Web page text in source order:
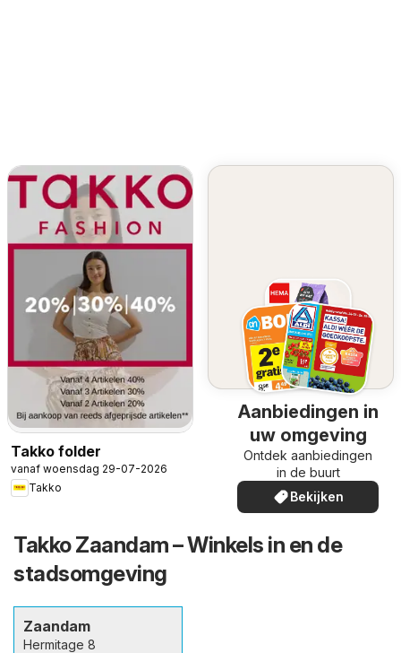
Takko folder
vanaf woensdag 29-07-2026
Takko
Aanbiedingen in
uw omgeving
Ontdek aanbiedingen
in de buurt
Bekijken
Takko Zaandam – Winkels in en de
stadsomgeving
Zaandam
Hermitage 8